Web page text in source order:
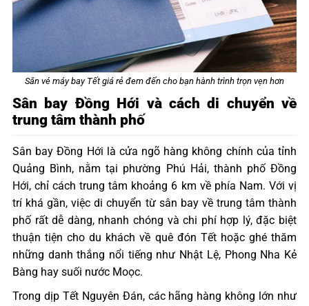
Săn vé máy bay Tết giá rẻ đem đến cho bạn hành trình trọn vẹn hơn
Sân bay Đồng Hới và cách di chuyển về
trung tâm thành phố
Sân bay Đồng Hới là cửa ngõ hàng không chính của tỉnh
Quảng Bình, nằm tại phường Phú Hải, thành phố Đồng
Hới, chỉ cách trung tâm khoảng 6 km về phía Nam. Với vị
trí khá gần, việc di chuyển từ sân bay về trung tâm thành
phố rất dễ dàng, nhanh chóng và chi phí hợp lý, đặc biệt
thuận tiện cho du khách về quê đón Tết hoặc ghé thăm
những danh thắng nổi tiếng như Nhật Lệ, Phong Nha Kẻ
Bàng hay suối nước Moọc.
Trong dịp Tết Nguyên Đán, các hãng hàng không lớn như